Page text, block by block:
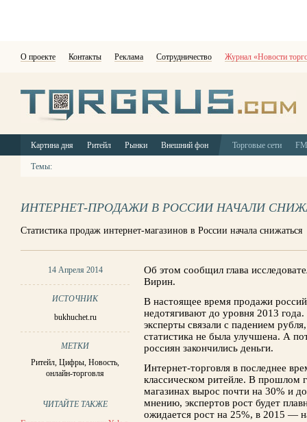
О проекте Контакты Реклама Сотрудничество Журнал «Новости
Картина дня Ритейл Рынки Внешний фон Торговые сети
Темы:
ИНТЕРНЕТ-ПРОДАЖИ В РОССИИ НАЧАЛИ
Статистика продаж интернет-магазинов в России начала снижаться
14 Апреля 2014
ИСТОЧНИК
bukhuchet.ru
МЕТКИ
Ритейл,Цифры,Новость,
онлайн-торговля
ЧИТАЙТЕ ТАКЖЕ
Об этом сообщил глава
Вирин.
В настоящее время продажи
недотягивают до уровня 2013
эксперты связали с падением
статистика не была улучшена. А
россиян закончились деньги.
Интернет-торговля в последнее
классическом ритейле. В прошлом
магазинах вырос почти на 30% и
мнению, экспертов рост будет
ожидается рост на 25%, в 2015 —